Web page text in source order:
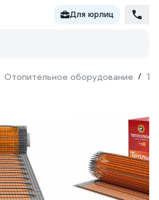
Для юрлиц
Отопительное оборудование /